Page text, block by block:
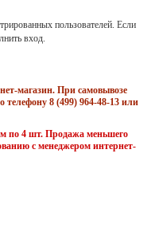
пользователей. Если
вход.
магазин. При самовывозе
телефону 8 (499) 964-48-13 или
по 4 шт. Продажа меньшего
с менеджером интернет-